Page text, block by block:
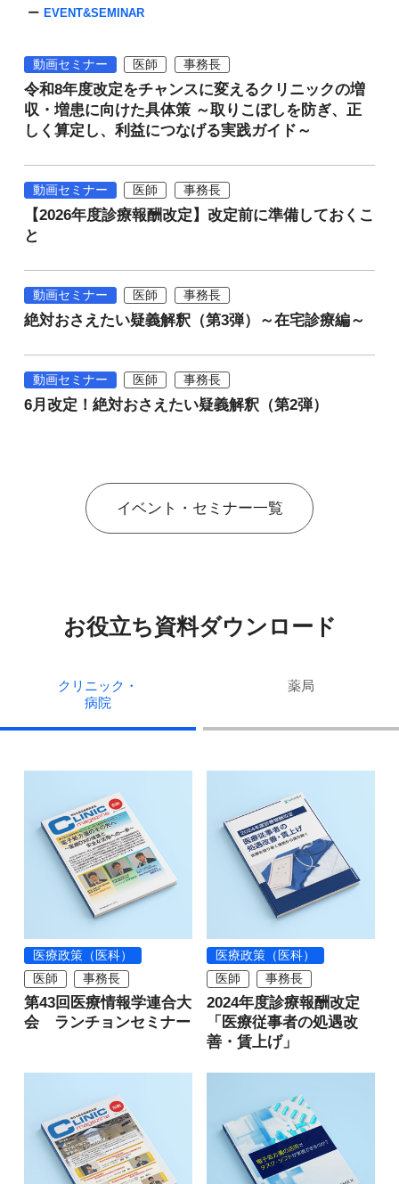
EVENT&SEMINAR
動画セミナー 医師 事務長
令和8年度改定をチャンスに変えるクリニックの増
収・増患に向けた具体策 ～取りこぼしを防ぎ、正
しく算定し、利益につなげる実践ガイド～
動画セミナー 医師 事務長
【2026年度診療報酬改定】改定前に準備しておくこ
と
動画セミナー 医師 事務長
絶対おさえたい疑義解釈（第3弾）～在宅診療編～
動画セミナー 医師 事務長
6月改定！絶対おさえたい疑義解釈（第2弾）
イベント・セミナー一覧
お役立ち資料ダウンロード
クリニック・
病院
薬局
医療政策（医科）
医師
事務長
第43回医療情報学連合大
会 ランチョンセミナー
医療政策（医科）
医師
事務長
2024年度診療報酬改定
「医療従事者の処遇改
善・賃上げ」